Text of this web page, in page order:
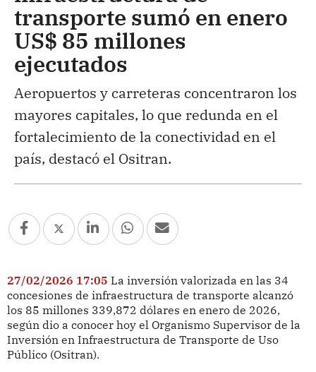
transporte sumó en enero
US$ 85 millones
ejecutados
Aeropuertos y carreteras concentraron los
mayores capitales, lo que redunda en el
fortalecimiento de la conectividad en el
país, destacó el Ositran.
27/02/2026 17:05 La inversión valorizada en las 34
concesiones de infraestructura de transporte alcanzó
los 85 millones 339,872 dólares en enero de 2026,
según dio a conocer hoy el Organismo Supervisor de la
Inversión en Infraestructura de Transporte de Uso
Público (Ositran).